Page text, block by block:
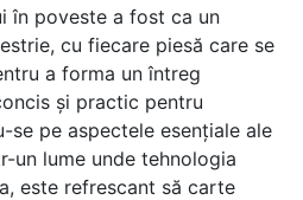
în poveste a fost ca un
cu fiecare piesă care se
a forma un întreg
și practic pentru
se pe aspectele esențiale ale
un lume unde tehnologia
este refrescant să carte